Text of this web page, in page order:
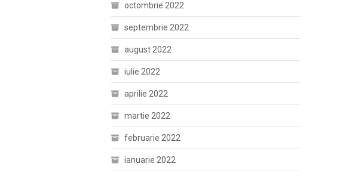
octombrie 2022
septembrie 2022
august 2022
iulie 2022
aprilie 2022
martie 2022
februarie 2022
ianuarie 2022